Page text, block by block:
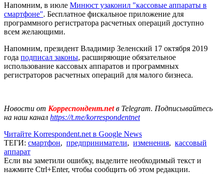
Напомним, в июле Минюст узаконил "кассовые аппараты в
смартфоне". Бесплатное фискальное приложение для
программного регистратора расчетных операций доступно
всем желающими.
Напомним, президент Владимир Зеленский 17 октября 2019
года подписал законы, расширяющие обязательное
использование кассовых аппаратов и программных
регистраторов расчетных операций для малого бизнеса.
Новости от Корреспондент.netв Telegram. Подписывайтесь
на наш канал https://t.me/korrespondentnet
Читайте Korrespondent.net в Google News
ТЕГИ: смартфон, предприниматели, изменения, кассовый
аппарат
Если вы заметили ошибку, выделите необходимый текст и
нажмите Ctrl+Enter, чтобы сообщить об этом редакции.